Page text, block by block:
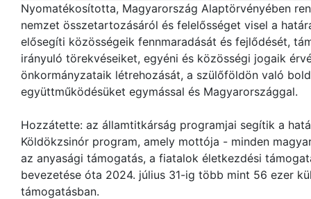
Nyomatékosította, Magyarország Alaptörvényében
nemzet összetartozásáról és felelősséget visel a
elősegíti közösségeik fennmaradását és fejlődését,
irányuló törekvéseiket, egyéni és közösségi jogaik
önkormányzataik létrehozását, a szülőföldön való
együttműködésüket egymással és Magyarországgal.
Hozzátette: az államtitkárság programjai segítik a
Köldökzsinór program, amely mottója - minden
az anyasági támogatás, a fiatalok életkezdési
bevezetése óta 2024. július 31-ig több mint 56 ezer
támogatásban.